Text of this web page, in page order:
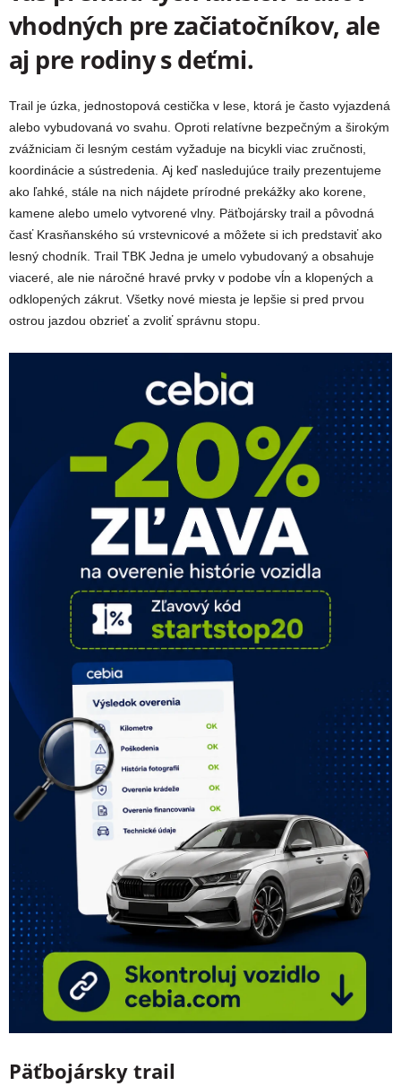
vhodných pre začiatočníkov, ale
aj pre rodiny s deťmi.
Trail je úzka, jednostopová cestička v lese, ktorá je často vyjazdená
alebo vybudovaná vo svahu. Oproti relatívne bezpečným a širokým
zvážniciam či lesným cestám vyžaduje na bicykli viac zručnosti,
koordinácie a sústredenia. Aj keď nasledujúce traily prezentujeme
ako ľahké, stále na nich nájdete prírodné prekážky ako korene,
kamene alebo umelo vytvorené vlny. Päťbojársky trail a pôvodná
časť Krasňanského sú vrstevnicové a môžete si ich predstaviť ako
lesný chodník. Trail TBK Jedna je umelo vybudovaný a obsahuje
viaceré, ale nie náročné hravé prvky v podobe vĺn a klopených a
odklopených zákrut. Všetky nové miesta je lepšie si pred prvou
ostrou jazdou obzrieť a zvoliť správnu stopu.
Päťbojársky trail